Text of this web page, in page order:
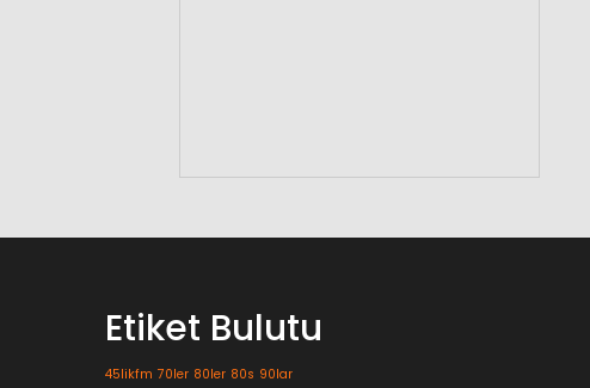
Etiket Bulutu
45likfm 70ler 80ler 80s 90lar